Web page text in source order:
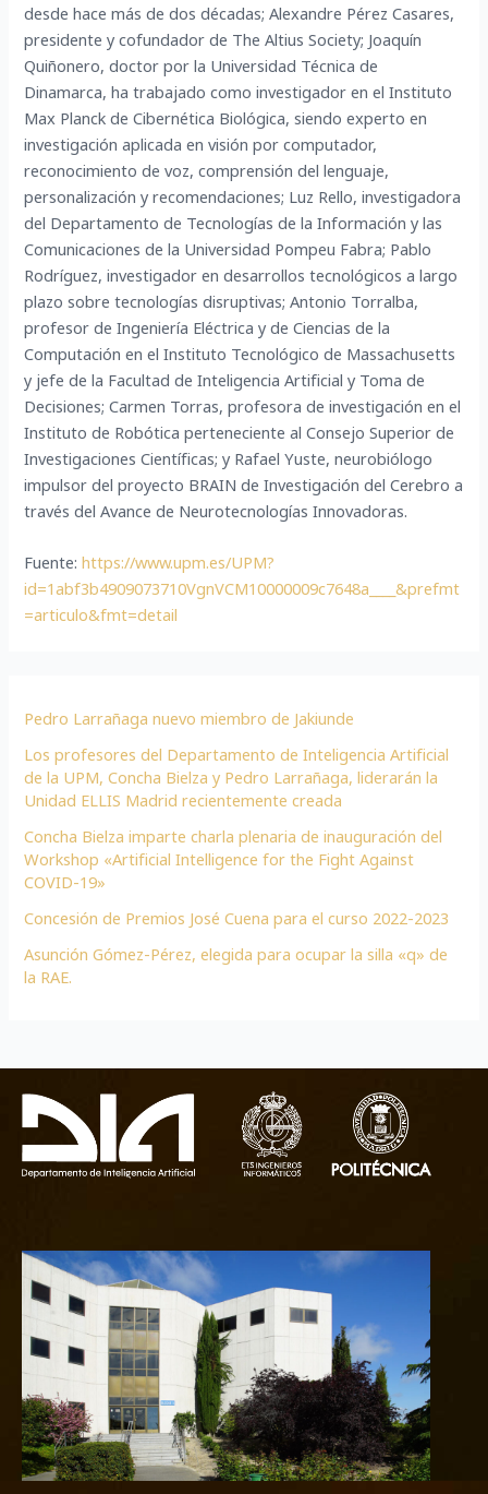
desde hace más de dos décadas; Alexandre Pérez Casares,
presidente y cofundador de The Altius Society; Joaquín
Quiñonero, doctor por la Universidad Técnica de
Dinamarca, ha trabajado como investigador en el Instituto
Max Planck de Cibernética Biológica, siendo experto en
investigación aplicada en visión por computador,
reconocimiento de voz, comprensión del lenguaje,
personalización y recomendaciones; Luz Rello, investigadora
del Departamento de Tecnologías de la Información y las
Comunicaciones de la Universidad Pompeu Fabra; Pablo
Rodríguez, investigador en desarrollos tecnológicos a largo
plazo sobre tecnologías disruptivas; Antonio Torralba,
profesor de Ingeniería Eléctrica y de Ciencias de la
Computación en el Instituto Tecnológico de Massachusetts
y jefe de la Facultad de Inteligencia Artificial y Toma de
Decisiones; Carmen Torras, profesora de investigación en el
Instituto de Robótica perteneciente al Consejo Superior de
Investigaciones Científicas; y Rafael Yuste, neurobiólogo
impulsor del proyecto BRAIN de Investigación del Cerebro a
través del Avance de Neurotecnologías Innovadoras.
Fuente:https://www.upm.es/UPM?
id=1abf3b4909073710VgnVCM10000009c7648a____&prefmt
=articulo&fmt=detail
Pedro Larrañaga nuevo miembro de Jakiunde
Los profesores del Departamento de Inteligencia Artificial
de la UPM, Concha Bielza y Pedro Larrañaga, liderarán la
Unidad ELLIS Madrid recientemente creada
Concha Bielza imparte charla plenaria de inauguración del
Workshop «Artificial Intelligence for the Fight Against
COVID-19»
Concesión de Premios José Cuena para el curso 2022-2023
Asunción Gómez-Pérez, elegida para ocupar la silla «q» de
la RAE.